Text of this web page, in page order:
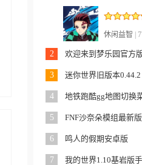
休闲益智 |
2 欢迎来到梦乐园官方
3 迷你世界旧版本0.44.2
4 地铁跑酷gg地图切换
5 FNF沙奈朵模组最新版
6 鸣人的假期安卓版
7 我的世界1.10基岩版